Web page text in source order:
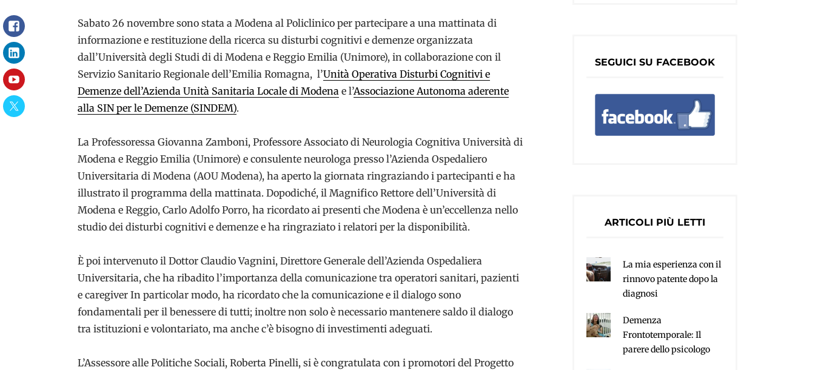
Sabato 26 novembre sono stata a Modena al Policlinico per partecipare a una mattinata di
informazione e restituzione della ricerca su disturbi cognitivi e demenze organizzata
dall’Università degli Studi di di Modena e Reggio Emilia (Unimore), in collaborazione con il
Servizio Sanitario Regionale dell’Emilia Romagna, l’Unità Operativa Disturbi Cognitivi e
Demenze dell’Azienda Unità Sanitaria Locale di Modena e l’Associazione Autonoma aderente
alla SIN per le Demenze (SINDEM).
La Professoressa Giovanna Zamboni, Professore Associato di Neurologia Cognitiva Università di
Modena e Reggio Emilia (Unimore) e consulente neurologa presso l’Azienda Ospedaliero
Universitaria di Modena (AOU Modena), ha aperto la giornata ringraziando i partecipanti e ha
illustrato il programma della mattinata. Dopodiché, il Magnifico Rettore dell’Università di
Modena e Reggio, Carlo Adolfo Porro, ha ricordato ai presenti che Modena è un’eccellenza nello
studio dei disturbi cognitivi e demenze e ha ringraziato i relatori per la disponibilità.
È poi intervenuto il Dottor Claudio Vagnini, Direttore Generale dell’Azienda Ospedaliera
Universitaria, che ha ribadito l’importanza della comunicazione tra operatori sanitari, pazienti
e caregiver In particolar modo, ha ricordato che la comunicazione e il dialogo sono
fondamentali per il benessere di tutti; inoltre non solo è necessario mantenere saldo il dialogo
tra istituzioni e volontariato, ma anche c’è bisogno di investimenti adeguati.
L’Assessore alle Politiche Sociali, Roberta Pinelli, si è congratulata con i promotori del Progetto
SEGUICI SU FACEBOOK
ARTICOLI PIÙ LETTI
La mia esperienza con il
rinnovo patente dopo la
diagnosi
Demenza
Frontotemporale: Il
parere dello psicologo
Facebook
LinkedIn
YouTube
Twitter